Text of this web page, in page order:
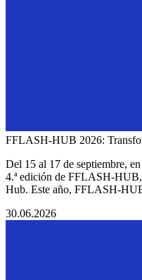
FFLASH-HUB 2026:
Del 15 al 17 de septiembre,
4.ª edición de FFLASH-
Hub. Este año, FFLASH-
30.06.2026